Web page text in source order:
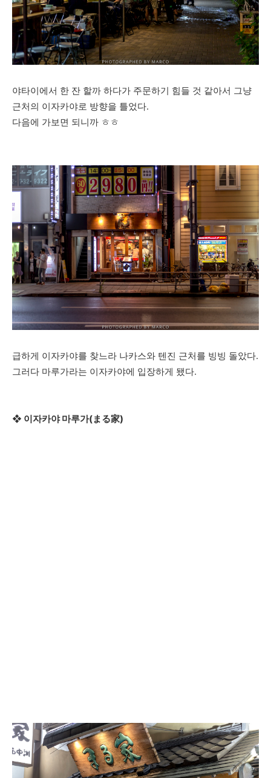
야타이에서 한 잔 할까 하다가 주문하기 힘들 것 같아서 그냥
근처의 이자카야로 방향을 틀었다.
다음에 가보면 되니까 ㅎㅎ
급하게 이자카야를 찾느라 나카스와 텐진 근처를 빙빙 돌았다.
그러다 마루가라는 이자카야에 입장하게 됐다.
❖ 이자카야 마루가(まる家)